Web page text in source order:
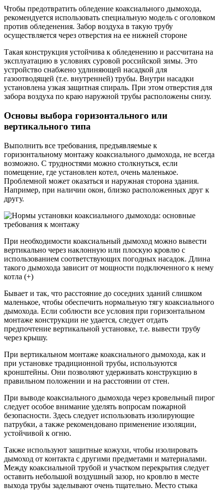
Чтобы предотвратить обледение коаксиального дымохода,
рекомендуется использовать специальную модель с оголовком
против обледенения. Забор воздуха в такую трубу
осуществляется через отверстия на ее нижней стороне
Такая конструкция устойчива к обледенению и рассчитана на
эксплуатацию в условиях суровой российской зимы. Это
устройство снабжено удлиняющей насадкой для
газоотводящей (т.е. внутренней) трубы. Внутри насадки
установлена узкая защитная спираль. При этом отверстия для
забора воздуха по краю наружной трубы расположены снизу.
Основы выбора горизонтального или
вертикального типа
Выполнить все требования, предъявляемые к
горизонтальному монтажу коаксиального дымохода, не всегда
возможно. С трудностями можно столкнуться, если
помещение, где установлен котел, очень маленькое.
Проблемной может оказаться и наружная сторона здания.
Например, при наличии окон, близко расположенных друг к
другу.
При необходимости коаксиальный дымоход можно вывести
вертикально через наклонную или плоскую кровлю с
использованием соответствующих погодных насадок. Длина
такого дымохода зависит от мощности подключенного к нему
котла (+)
Бывает и так, что расстояние до соседних зданий слишком
маленькое, чтобы обеспечить нормальную тягу коаксиального
дымохода. Если соблюсти все условия при горизонтальном
монтаже конструкции не удается, следует отдать
предпочтение вертикальной установке, т.е. вывести трубу
через крышу.
При вертикальном монтаже коаксиального дымохода, как и
при установке традиционной трубы, используются
кронштейны. Они позволяют удерживать конструкцию в
правильном положении и на расстоянии от стен.
При выводе коаксиального дымохода через кровельный пирог
следует особое внимание уделять вопросам пожарной
безопасности. Здесь следует использовать изолирующие
патрубки, а также рекомендовано применение изоляции,
устойчивой к огню.
Также используют защитные кожухи, чтобы изолировать
дымоход от контакта с другими предметами и материалами.
Между коаксиальной трубой и участком перекрытия следует
оставить небольшой воздушный зазор, но кровлю в месте
выхода трубы заделывают очень тщательно. Место стыка